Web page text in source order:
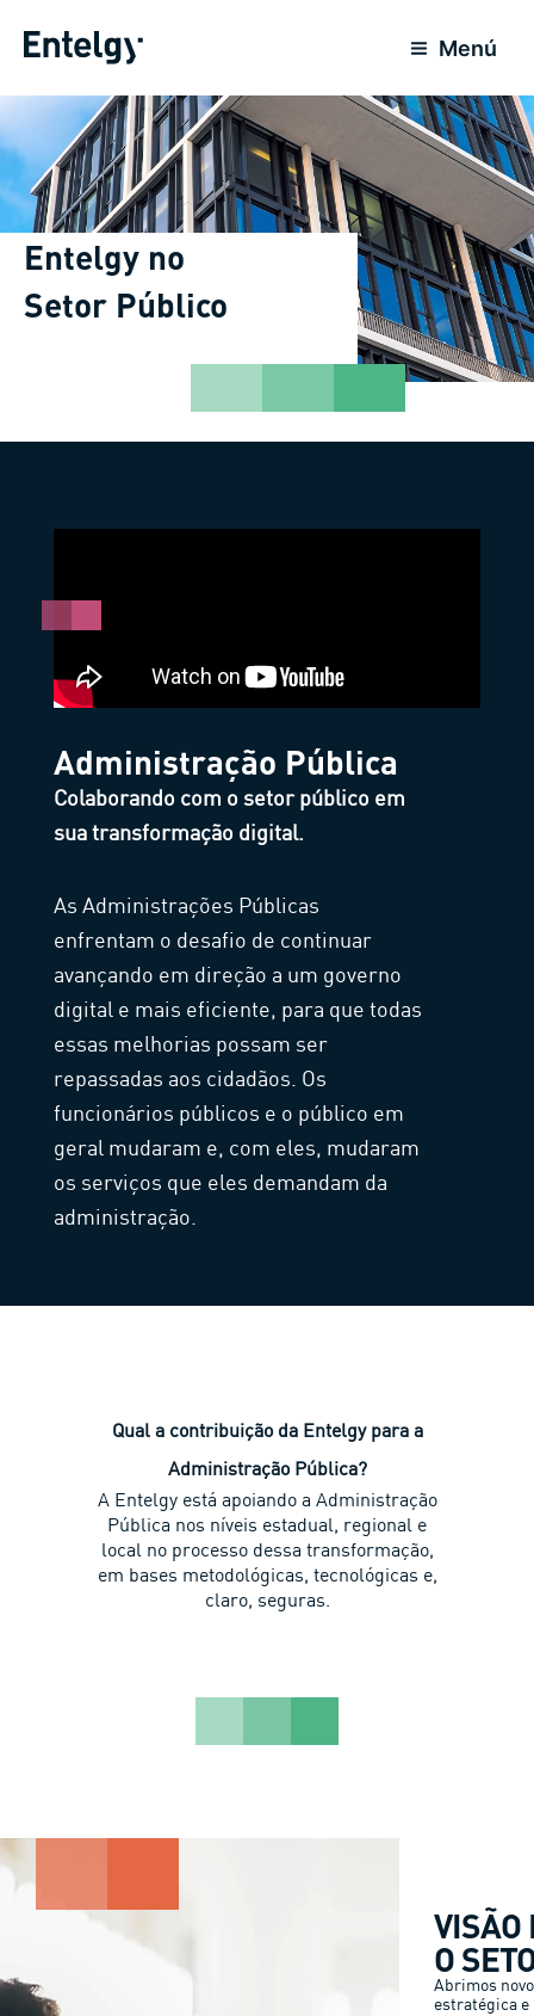
para
conteúdo
Menú
Entelgy no
Setor Público
Administração Pública
Colaborando com o setor público em
sua transformação digital.
As Administrações Públicas
enfrentam o desafio de continuar
avançando em direção a um governo
digital e mais eficiente, para que todas
essas melhorias possam ser
repassadas aos cidadãos. Os
funcionários públicos e o público em
geral mudaram e, com eles, mudaram
os serviços que eles demandam da
administração.
Qual a contribuição da Entelgy para a
Administração Pública?
A Entelgy está apoiando a Administração
Pública nos níveis estadual, regional e
local no processo dessa transformação,
em bases metodológicas, tecnológicas e,
claro, seguras.
VISÃO
O
Abrimos
estratégica